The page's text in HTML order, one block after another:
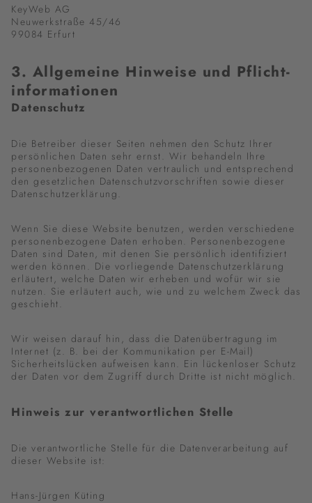
KeyWeb AG
Neuwerkstraße 45/46
99084 Erfurt
3. Allgemeine Hinweise und Pflicht­
informationen
Datenschutz
Die Betreiber dieser Seiten nehmen den Schutz Ihrer
persönlichen Daten sehr ernst. Wir behandeln Ihre
personenbezogenen Daten vertraulich und entsprechend
den gesetzlichen Datenschutzvorschriften sowie dieser
Datenschutzerklärung.
Wenn Sie diese Website benutzen, werden verschiedene
personenbezogene Daten erhoben. Personenbezogene
Daten sind Daten, mit denen Sie persönlich identifiziert
werden können. Die vorliegende Datenschutzerklärung
erläutert, welche Daten wir erheben und wofür wir sie
nutzen. Sie erläutert auch, wie und zu welchem Zweck das
geschieht.
Wir weisen darauf hin, dass die Datenübertragung im
Internet (z. B. bei der Kommunikation per E-Mail)
Sicherheitslücken aufweisen kann. Ein lückenloser Schutz
der Daten vor dem Zugriff durch Dritte ist nicht möglich.
Hinweis zur verantwortlichen Stelle
Die verantwortliche Stelle für die Datenverarbeitung auf
dieser Website ist:
Hans-Jürgen Küting